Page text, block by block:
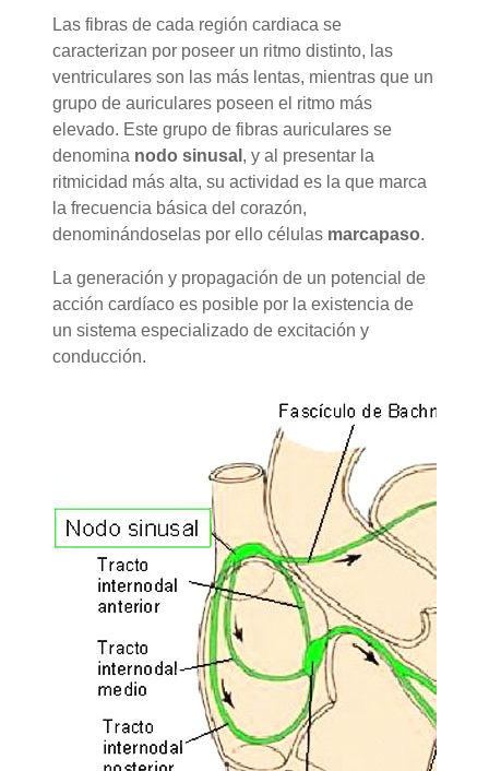
Las fibras de cada región cardiaca se
caracterizan por poseer un ritmo distinto, las
ventriculares son las más lentas, mientras que un
grupo de auriculares poseen el ritmo más
elevado. Este grupo de fibras auriculares se
denomina nodo sinusal , y al presentar la
ritmicidad más alta, su actividad es la que marca
la frecuencia básica del corazón,
denominándoselas por ello células marcapaso.
La generación y propagación de un potencial de
acción cardíaco es posible por la existencia de
un sistema especializado de excitación y
conducción.